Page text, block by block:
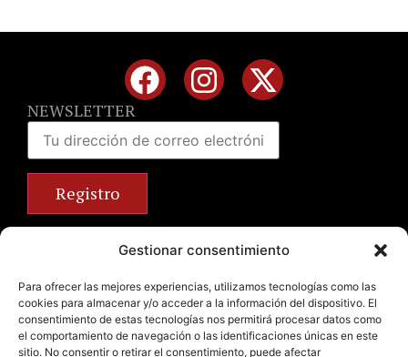
Gestionar consentimiento
Para ofrecer las mejores experiencias, utilizamos tecnologías como las
cookies para almacenar y/o acceder a la información del dispositivo. El
consentimiento de estas tecnologías nos permitirá procesar datos como
el comportamiento de navegación o las identificaciones únicas en este
sitio. No consentir o retirar el consentimiento, puede afectar
NEWSLETTER
+34 963 672 314
info@emilianobodega.com
Parking gratuito